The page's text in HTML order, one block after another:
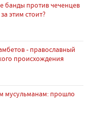
банды против чеченцев
этим стоит?
- православный
происхождения
мусульманам: прошло